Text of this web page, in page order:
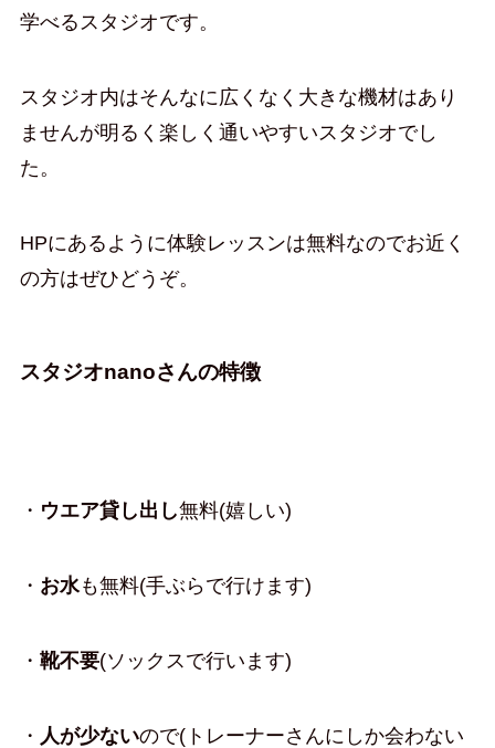
学べるスタジオです。
スタジオ内はそんなに広くなく大きな機材はあり
ませんが明るく楽しく通いやすいスタジオでし
た。
HPにあるように体験レッスンは無料なのでお近く
の方はぜひどうぞ。
スタジオnanoさんの特徴
・ ウエア貸し出し無料(嬉しい)
・ お水も無料(手ぶらで行けます)
・ 靴不要(ソックスで行います)
・ 人が少ないので(トレーナーさんにしか会わない